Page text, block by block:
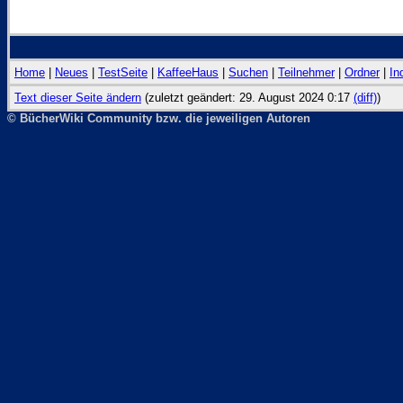
Home Neues TestSeite KaffeeHaus Suchen Teilnehmer| Ordner|
Text dieser Seite ändern (zuletzt geändert: 29. August 2024 0:17 (diff))
© BücherWiki Community bzw. die jeweiligen Autoren